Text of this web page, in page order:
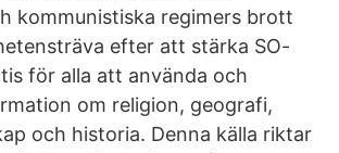
kommunistiska regimers brott
efter att stärka SO-
för alla att använda och
om religion, geografi,
och historia. Denna källa riktar